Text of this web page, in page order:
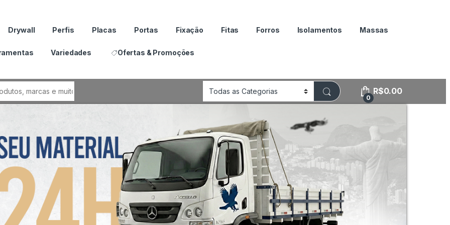
Drywall Perfis Placas Portas Fixação Fitas Forros Isolamentos Massas
Variedades Ofertas & Promoções
0
R$0.00